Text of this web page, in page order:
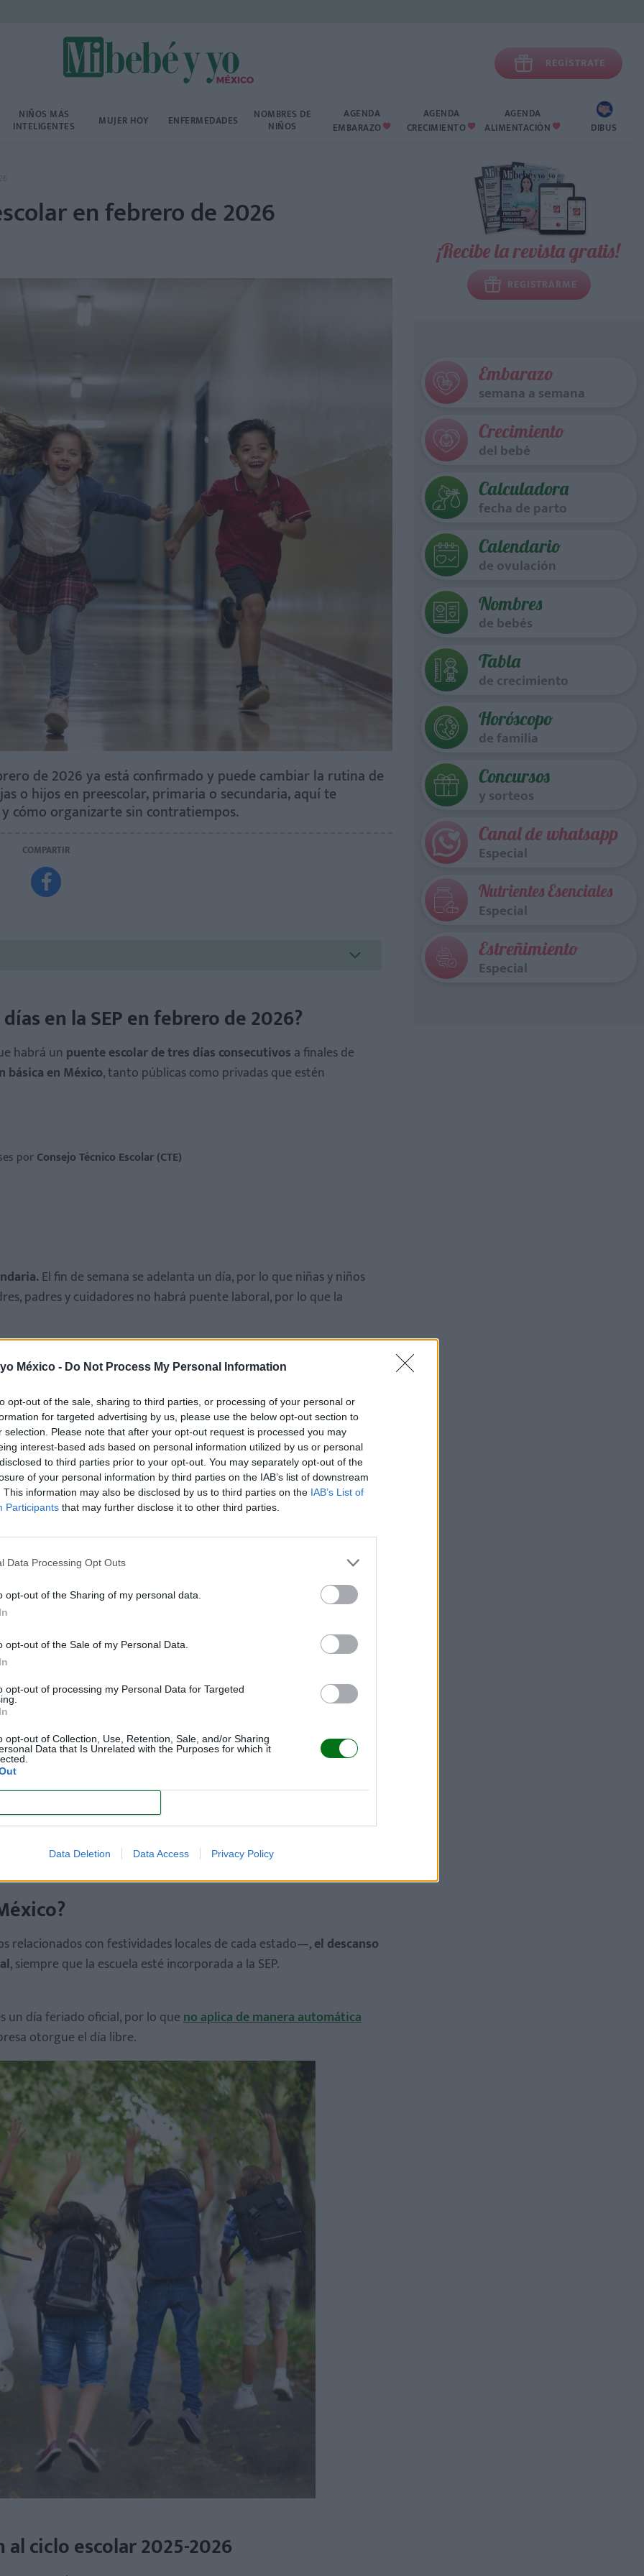
México - Do Not Process My Personal Information
opt-out of the sale, sharing to third parties, or processing of your personal or
for targeted advertising by us, please use the below opt-out section to
selection. Please note that after your opt-out request is processed you may
interest-based ads based on personal information utilized by us or personal
to third parties prior to your opt-out. You may separately opt-out of the
of your personal information by third parties on the IAB’s list of downstream
This information may also be disclosed by us to third parties on the IAB’s List of
Participants that may further disclose it to other third parties.
Data Processing Opt Outs
opt-out of the Sharing of my personal data.
opt-out of the Sale of my Personal Data.
opt-out of processing my Personal Data for Targeted
opt-out of Collection, Use, Retention, Sale, and/or Sharing
Data that Is Unrelated with the Purposes for which it
Data Deletion Data Access Privacy Policy
 REGÍSTRATE
NIÑOS MÁS
INTELIGENTES MUJER HOY ENFERMEDADES NOMBRES DE
NIÑOS
AGENDA
EMBARAZO 
AGENDA
CRECIMIENTO 
AGENDA
ALIMENTACIÓN  DIBUS
en febrero de 2026
de 2026 ya está confirmado y puede cambiar la rutina de
o hijos en preescolar, primaria o secundaria, aquí te
cómo organizarte sin contratiempos.
COMPARTIR

en la SEP en febrero de 2026?
habrá un puente escolar de tres días consecutivos a finales de
básica en México, tanto públicas como privadas que estén
porConsejo Técnico Escolar (CTE)
El fin de semana se adelanta un día, por lo que niñas y niños
padres y cuidadores no habrá puente laboral, por lo que la
SEP 2025-2026 del mes de febrero
27 de febrero?
del Consejo Técnico Escolar
, una jornada mensual en la que
y atender necesidades escolares
únicamente para el personal docente; los alumnos no asisten
se adelanta, algo especialmente relevante cuando hay niños
niños)
relacionados con festividades locales de cada estado—,el descanso
, siempre que la escuela esté incorporada a la SEP.
un día feriado oficial, por lo queno aplica de manera automática
otorgue el día libre.
ciclo escolar 2025-2026
¡Recibe la revista gratis!
REGISTRARME
Embarazo
semana a semana
Crecimiento
del bebé
Calculadora
fecha de parto
Calendario
de ovulación
Nombres
de bebés
Tabla
de crecimiento
Horóscopo
de familia
Concursos
y sorteos
Canal de whatsapp
Especial
Nutrientes Esenciales
Especial
Estreñimiento
Especial